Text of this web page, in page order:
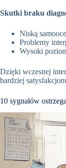
Skutki braku
Niską
Problemy
Wysoki
Dzięki wczesnej
bardziej
10 sygnałów